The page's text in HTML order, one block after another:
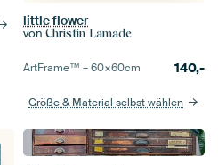
little flower
von Christin Lamade
ArtFrame™ –60×60cm 140,-
Größe & Material selbst wählen